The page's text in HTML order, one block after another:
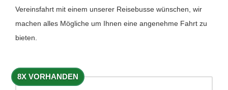
Vereinsfahrt mit einem unserer Reisebusse wünschen, wir
machen alles Mögliche um Ihnen eine angenehme Fahrt zu
bieten.
8X VORHANDEN